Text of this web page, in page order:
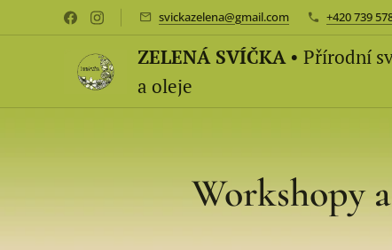
svickazelena@gmail.com +420 739
ZELENÁ SVÍČKA• Přírodní
a oleje
Workshopy